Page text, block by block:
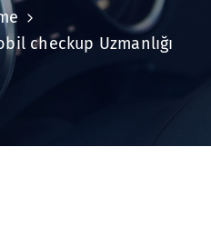
checkup Uzmanlığı